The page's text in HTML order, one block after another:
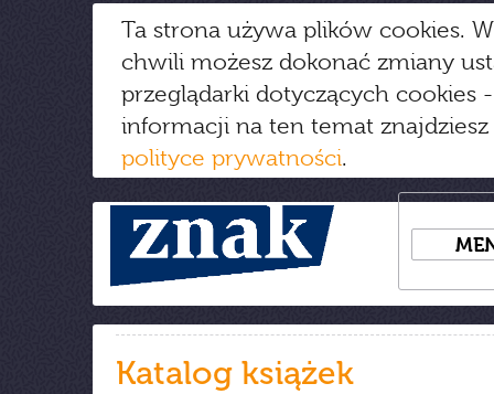
Ta strona używa plików cookies.
chwili możesz dokonać zmiany
przeglądarki dotyczących cookies
informacji na ten temat
polityce prywatności.
Katalog książek